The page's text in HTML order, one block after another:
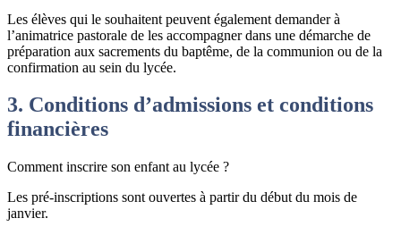
Les élèves qui le souhaitent peuvent également demander à
l’animatrice pastorale de les accompagner dans une démarche de
préparation aux sacrements du baptême, de la communion ou de la
confirmation au sein du lycée.
3. Conditions d’admissions et conditions
financières
Comment inscrire son enfant au lycée ?
Les pré-inscriptions sont ouvertes à partir du début du mois de
janvier.